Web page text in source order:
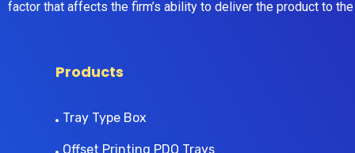
factor that affects the firm’s ability to deliver the product to
Products
Tray Type Box
Offset Printing PDQ Trays